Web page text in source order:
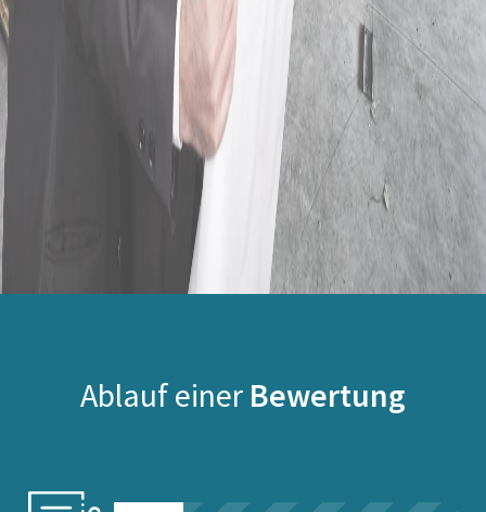
Ablauf einer Bewertung